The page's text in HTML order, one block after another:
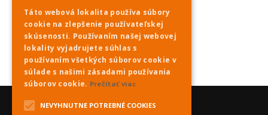
Táto webová lokalita používa súbory
cookie na zlepšenie používateľskej
skúsenosti. Používaním našej webovej
lokality vyjadrujete súhlas s
používaním všetkých súborov cookie v
súlade s našimi zásadami používania
súborov cookie. Prečítať viac
NEVYHNUTNE POTREBNÉ COOKIES